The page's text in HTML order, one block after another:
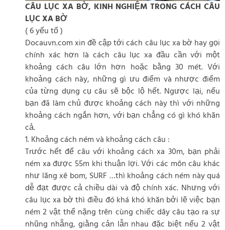
CÂU LỤC XA BỜ, KINH NGHIỆM TRONG CÁCH CÂU
LỤC XA BỜ
( 6 yếu tố )
Docauvn.com xin đề cập tới cách câu lục xa bờ hay gọi
chính xác hơn là cách câu lục xa đầu cần với một
khoảng cách câu lớn hơn hoặc bằng 30 mét. Với
khoảng cách này, những gì ưu điểm và nhược điểm
của từng dụng cụ câu sẽ bộc lộ hết. Ngược lại, nếu
bạn đã làm chủ được khoảng cách này thì với những
khoảng cách ngắn hơn, với bạn chẳng có gì khó khăn
cả.
1. Khoảng cách ném và khoảng cách câu :
Trước hết để câu với khoảng cách xa 30m, bạn phải
ném xa được 55m khi thuận lợi. Với các môn câu khác
như lăng xê bom, SURF …thì khoảng cách ném này quá
dễ đạt được cả chiều dài và độ chính xác. Nhưng với
câu lục xa bờ thì điều đó khá khó khăn bởi lẽ việc bạn
ném 2 vật thể nặng trên cùng chiếc dây câu tạo ra sự
nhũng nhẵng, giằng cản lẫn nhau đặc biệt nếu 2 vật